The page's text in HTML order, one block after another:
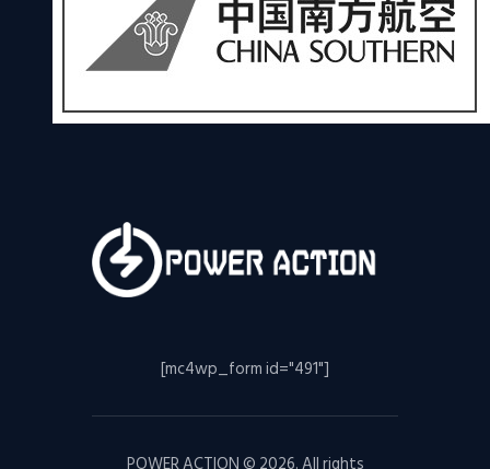
[mc4wp_form id="491"]